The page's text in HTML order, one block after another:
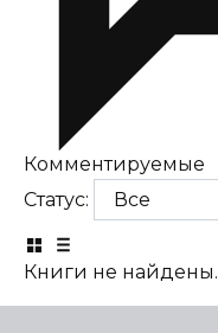
Комментируемые
Статус:
Книги не найдены.